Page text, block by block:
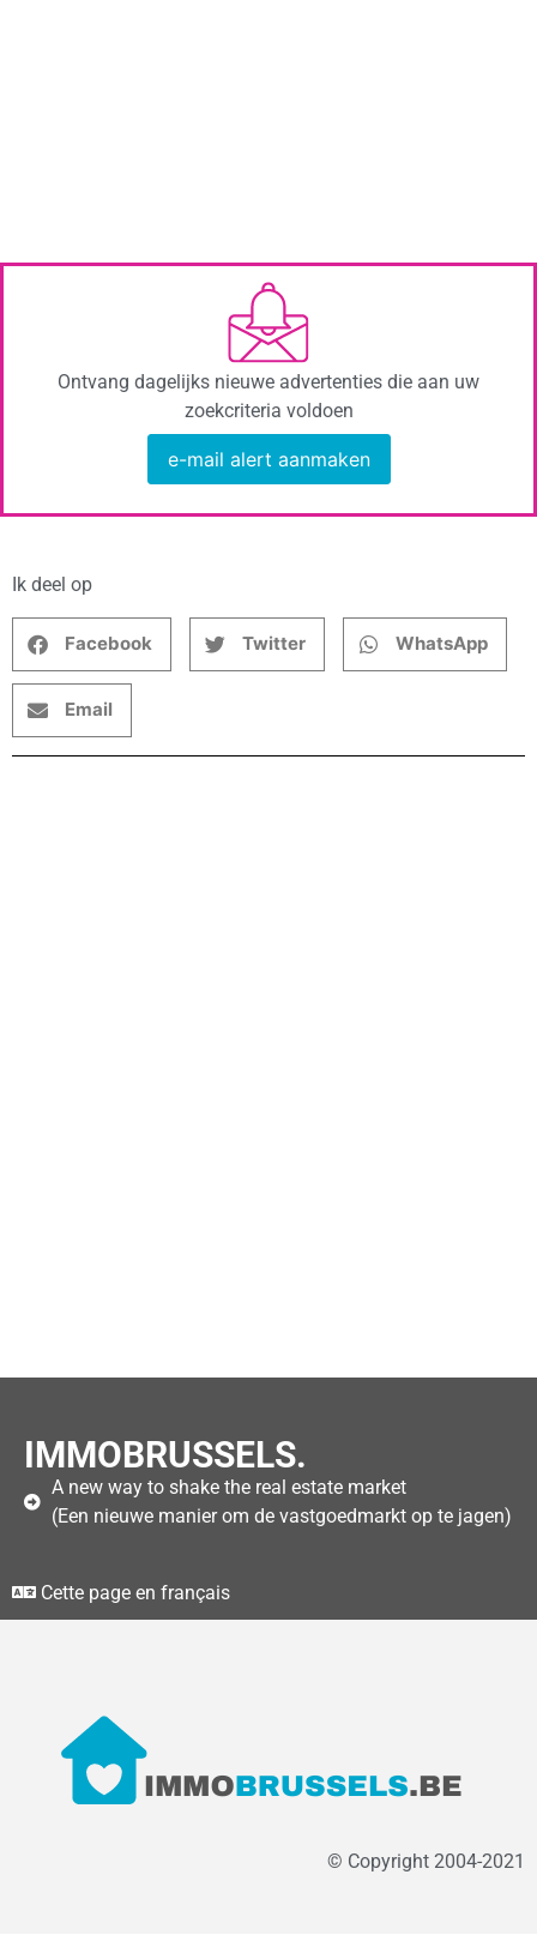
Ontvang dagelijks nieuwe advertenties die aan uw
zoekcriteria voldoen
e-mail alert aanmaken
Ik deel op
Facebook Twitter WhatsApp
Email
IMMOBRUSSELS.
A new way to shake the real estate market
(Een nieuwe manier om de vastgoedmarkt op te jagen)
Cette page en français
© Copyright 2004-2021